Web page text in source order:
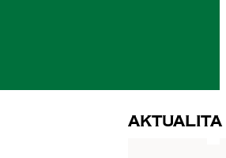
Aktualita